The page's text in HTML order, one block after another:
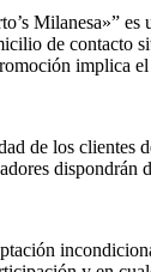
de contacto sito
implica
de los
dispondrán